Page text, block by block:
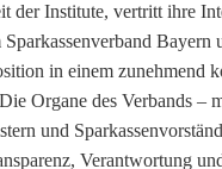
der Institute, vertritt ihre
Sparkassenverband Bayern
in einem zunehmend
Organe des Verbands –
und
Verantwortung